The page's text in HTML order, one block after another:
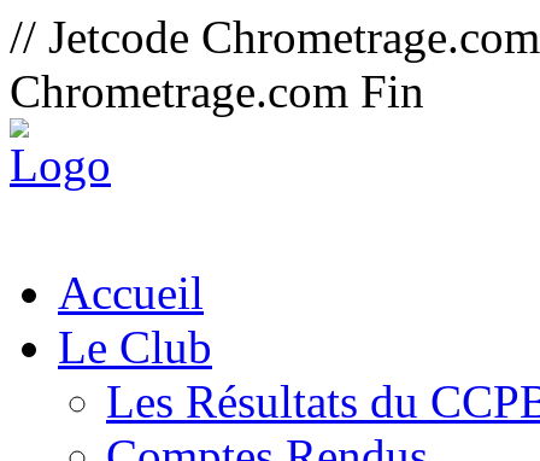
// Jetcode
Chrometrage.com Fin
Accueil
Le Club
Les Résultats du